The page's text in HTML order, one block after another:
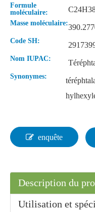
Formule
moléculaire:
Masse moléculaire:
Code SH:
Nom IUPAC:
Synonymes:
enquête
Description du
Utilisation et